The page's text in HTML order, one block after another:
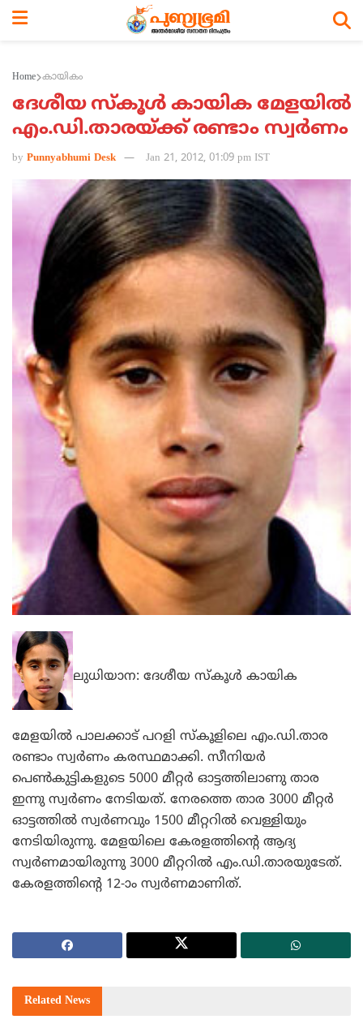
Home കായികം
ദേശീയ സ്‌കൂള്‍ കായിക മേളയില്‍
എം.ഡി.താരയ്ക്ക് രണ്ടാം സ്വര്‍ണം
by Punnyabhumi Desk Jan 21, 2012, 01:09 pm IST
ലുധിയാന: ദേശീയ സ്‌കൂള്‍ കായിക
മേളയില്‍ പാലക്കാട് പറളി സ്‌കൂളിലെ എം.ഡി.താര
രണ്ടാം സ്വര്‍ണം കരസ്ഥമാക്കി. സീനിയര്‍
പെണ്‍കുട്ടികളുടെ 5000 മീറ്റര്‍ ഓട്ടത്തിലാണു താര
ഇന്നു സ്വര്‍ണം നേടിയത്. നേരത്തെ താര 3000 മീറ്റര്‍
ഓട്ടത്തില്‍ സ്വര്‍ണവും 1500 മീറ്ററില്‍ വെള്ളിയും
നേടിയിരുന്നു. മേളയിലെ കേരളത്തിന്റെ ആദ്യ
സ്വര്‍ണമായിരുന്നു 3000 മീറ്ററില്‍ എം.ഡി.താരയുടേത്.
കേരളത്തിന്റെ 12-ാം സ്വര്‍ണമാണിത്.
Related News